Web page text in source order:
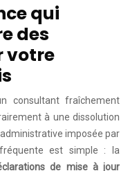
qui
des
votre
consultant fraîchement
à une dissolution
imposée par
est simple : la
de mise à jour